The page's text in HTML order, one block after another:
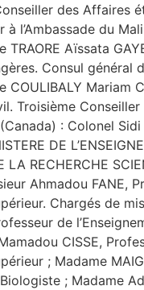
des Affaires
à l’Ambassade du
TRAORE Aïssata
Consul général
COULIBALY Mariam
Troisième Conseiller
: Colonel Sidi
DE
LA RECHERCHE
Ahmadou FANE,
Chargés de
de
CISSE,
; Madame
; Madame